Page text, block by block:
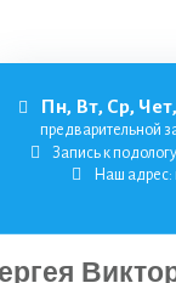
Пн, Вт, Ср,
предварительной
Запись к
Наш адрес: